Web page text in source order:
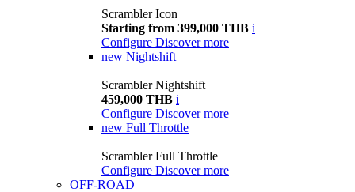
Scrambler Icon
Starting from 399,000 THB i
Configure Discover more
new Nightshift
Scrambler Nightshift
459,000 THB i
Configure Discover more
new Full Throttle
Scrambler Full Throttle
Configure Discover more
OFF-ROAD